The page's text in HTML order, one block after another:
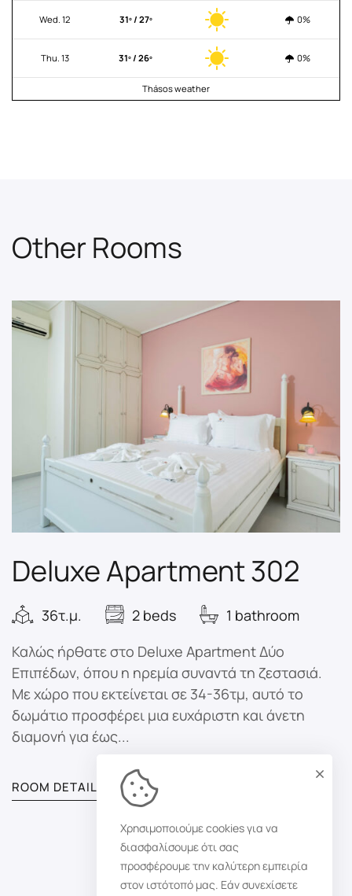
Wed. 12 31º / 27º 0%
Thu. 13 31º / 26º 0%
Thásos weather
Other Rooms
Deluxe Apartment 302
36τ.μ. 2 beds
1 bathroom
Καλώς ήρθατε στο Deluxe Apartment Δύο
Επιπέδων, όπου η ηρεμία συναντά τη ζεστασιά.
Με χώρο που εκτείνεται σε 34-36τμ, αυτό το
δωμάτιο προσφέρει μια ευχάριστη και άνετη
διαμονή για έως...
ROOM DETAIL
Χρησιμοποιούμε cookies για να
διασφαλίσουμε ότι σας
προσφέρουμε την καλύτερη εμπειρία
στον ιστότοπό μας. Εάν συνεχίσετε